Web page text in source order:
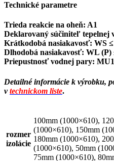
Technické parametre
Trieda reakcie na oheň: A1
Deklarovaný súčiniteľ tepelnej
Krátkodobá nasiakavosť: WS
Dlhodobá nasiakavosť: WL (P)
Priepustnosť vodnej pary:
Detailné informácie k výrobku,
vtechnickom liste.
rozmer
izolácie
100mm (1000×610),
(1000×610), 150mm
180mm (1000×610),
(1000×610), 50mm
75mm (1000×610),